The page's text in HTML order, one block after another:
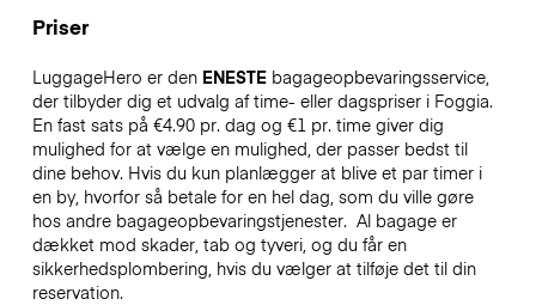
Priser
LuggageHero er den ENESTEbagageopbevaringsservice,
der tilbyder dig et udvalg af time- eller dagspriser i Foggia.
En fast sats på €4.90 pr. dag og €1 pr. time giver dig
mulighed for at vælge en mulighed, der passer bedst til
dine behov. Hvis du kun planlægger at blive et par timer i
en by, hvorfor så betale for en hel dag, som du ville gøre
hos andre bagageopbevaringstjenester. Al bagage er
dækket mod skader, tab og tyveri, og du får en
sikkerhedsplombering, hvis du vælger at tilføje det til din
reservation.